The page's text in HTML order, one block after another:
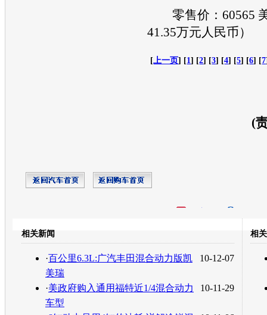
零售价：60565
41.35万元人民币）
[ 上一页] [1] [2] [3] [4] [5] [6] [7
(
转发至：
相关新闻
10-12-07
·百公里6.3L:广汽丰田混合动力版凯
美瑞
10-11-29
·美政府购入通用福特近1/4混合动力
车型
相